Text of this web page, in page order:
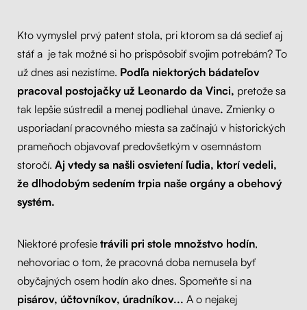
Akustické paravány
Opierky
Kto vymyslel prvý patent stola, pri ktorom sa dá sedieť aj
stáť a je tak možné si ho prispôsobiť svojim potrebám? To
už dnes asi nezistíme. Podľa niektorých bádateľov
pracoval postojačky už Leonardo da Vinci, pretože sa
tak lepšie sústredil a menej podliehal únave. Zmienky o
usporiadaní pracovného miesta sa začínajú v historických
prameňoch objavovať predovšetkým v osemnástom
storočí. Aj vtedy sa našli osvietení ľudia, ktorí vedeli,
že dlhodobým sedením trpia naše orgány a obehový
systém.
Niektoré profesie trávili pri stole množstvo hodín,
nehovoriac o tom, že pracovná doba nemusela byť
obyčajných osem hodín ako dnes. Spomeňte si na
pisárov, účtovníkov, úradníkov... A o nejakej